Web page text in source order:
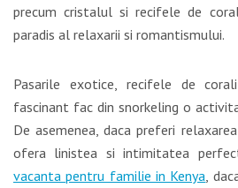
precum cristalul si recifele de
paradis al relaxarii si romantismului.
Pasarile exotice, recifele de
fascinant fac din snorkeling o
De asemenea, daca preferi
ofera linistea si intimitatea
vacanta pentru familie in Kenya,